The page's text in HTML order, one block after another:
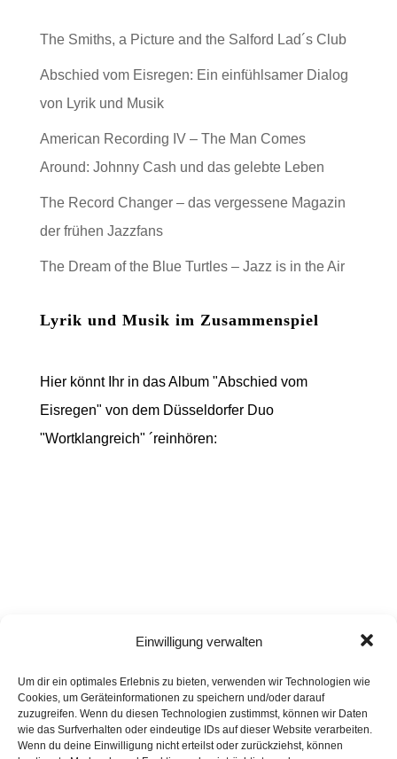
Einwilligung verwalten
Um dir ein optimales Erlebnis zu bieten, verwenden wir Technologien wie
Cookies, um Geräteinformationen zu speichern und/oder darauf
zuzugreifen. Wenn du diesen Technologien zustimmst, können wir Daten
wie das Surfverhalten oder eindeutige IDs auf dieser Website verarbeiten.
Wenn du deine Einwilligung nicht erteilst oder zurückziehst, können
The Smiths, a Picture and the Salford Lad´s Club
Abschied vom Eisregen: Ein einfühlsamer Dialog
von Lyrik und Musik
American Recording IV – The Man Comes
Around: Johnny Cash und das gelebte Leben
The Record Changer – das vergessene Magazin
der frühen Jazzfans
The Dream of the Blue Turtles – Jazz is in the Air
Lyrik und Musik im Zusammenspiel
Hier könnt Ihr in das Album "Abschied vom
Eisregen" von dem Düsseldorfer Duo
"Wortklangreich" ´reinhören: